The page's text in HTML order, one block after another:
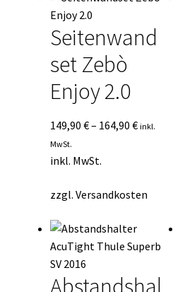
Seitenwand
set Zebò
Enjoy 2.0
149,90 €– 164,90 € inkl.
MwSt.
inkl. MwSt.
zzgl. Versandkosten
Abstandshal